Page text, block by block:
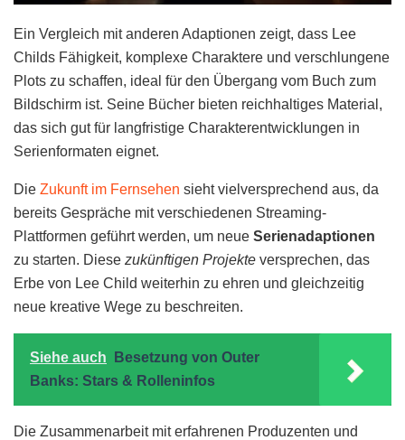
Ein Vergleich mit anderen Adaptionen zeigt, dass Lee
Childs Fähigkeit, komplexe Charaktere und verschlungene
Plots zu schaffen, ideal für den Übergang vom Buch zum
Bildschirm ist. Seine Bücher bieten reichhaltiges Material,
das sich gut für langfristige Charakterentwicklungen in
Serienformaten eignet.
Die Zukunft im Fernsehen sieht vielversprechend aus, da
bereits Gespräche mit verschiedenen Streaming-
Plattformen geführt werden, um neue Serienadaptionen
zu starten. Diese zukünftigen Projekte versprechen, das
Erbe von Lee Child weiterhin zu ehren und gleichzeitig
neue kreative Wege zu beschreiten.
Siehe auch
Besetzung von Outer
Banks: Stars & Rolleninfos
Die Zusammenarbeit mit erfahrenen Produzenten und